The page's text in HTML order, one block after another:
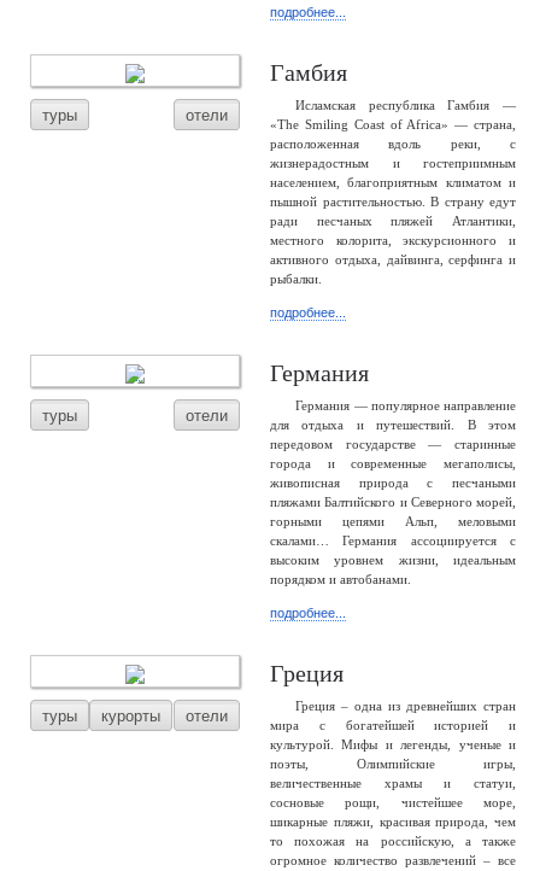
подробнее...
туры отели
Гамбия
Исламская республика Гамбия —
«The Smiling Coast of Africa» — страна,
расположенная вдоль реки, с
жизнерадостным и гостеприимным
населением, благоприятным климатом и
пышной растительностью. В страну едут
ради песчаных пляжей Атлантики,
местного колорита, экскурсионного и
активного отдыха, дайвинга, серфинга и
рыбалки.
подробнее...
туры отели
Германия
Германия — популярное направление
для отдыха и путешествий. В этом
передовом государстве — старинные
города и современные мегаполисы,
живописная природа с песчаными
пляжами Балтийского и Северного морей,
горными цепями Альп, меловыми
скалами… Германия ассоциируется с
высоким уровнем жизни, идеальным
порядком и автобанами.
подробнее...
туры курорты отели
Греция
Греция – одна из древнейших стран
мира с богатейшей историей и
культурой. Мифы и легенды, ученые и
поэты, Олимпийские игры,
величественные храмы и статуи,
сосновые рощи, чистейшее море,
шикарные пляжи, красивая природа, чем
то похожая на российскую, а также
огромное количество развлечений – все